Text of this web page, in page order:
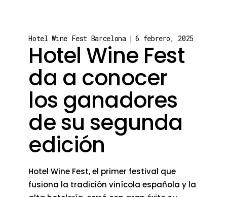
Hotel Wine Fest Barcelona 6 febrero, 2025
Hotel Wine Fest
da a conocer
los ganadores
de su segunda
edición
Hotel Wine Fest, el primer festival que
fusiona la tradición vinícola española y la